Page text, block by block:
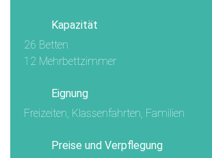
Kapazität
26 Betten
12 Mehrbettzimmer
Eignung
Freizeiten, Klassenfahrten, Familien
Preise und Verpflegung